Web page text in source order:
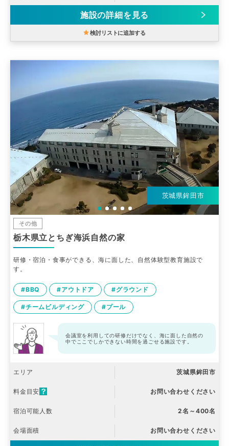
施設の詳細を見る
検討リストに追加する
茨城県鉾田市
その他
栃木県立とちぎ海浜自然の家
研修・宿泊・食事ができる、海に面した、自然体験型教育施設で
す。
#BBQ #アウトドア #グラウンド
#チームビルディング #プール
会議室を利用しての研修だけでなく、海に面した自然の
中でここでしかできない時間を過ごせる施設です。
エリア 茨城県鉾田市
料金目安 お問い合わせください
宿泊可能人数 2名～400名
会場面積 お問い合わせください